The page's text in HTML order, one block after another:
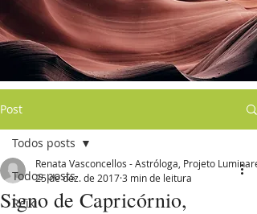
Post
Todos posts
Reiki
Todos posts
Signo de Capricórnio,
Renata Vasconcellos - Astróloga, Projeto
25 de dez. de 20173 min de leitura